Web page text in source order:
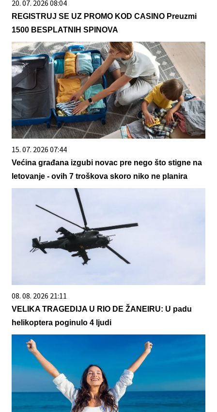
20. 07. 2026 08:04
REGISTRUJ SE UZ PROMO KOD CASINO Preuzmi
1500 BESPLATNIH SPINOVA
15. 07. 2026 07:44
Većina građana izgubi novac pre nego što stigne na
letovanje - ovih 7 troškova skoro niko ne planira
08. 08. 2026 21:11
VELIKA TRAGEDIJA U RIO DE ŽANEIRU: U padu
helikoptera poginulo 4 ljudi